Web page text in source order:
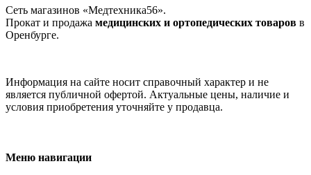
Сеть магазинов «Медтехника56».
Прокат и продажа медицинских и ортопедических товаров в
Оренбурге.
Информация на сайте носит справочный характер и не
является публичной офертой. Актуальные цены, наличие и
условия приобретения уточняйте у продавца.
Меню навигации